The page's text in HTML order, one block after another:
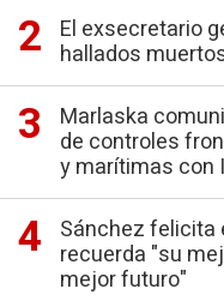
El exsecretario
hallados
Marlaska
de controles
y marítimas con
Sánchez felicita
recuerda "su
mejor futuro"